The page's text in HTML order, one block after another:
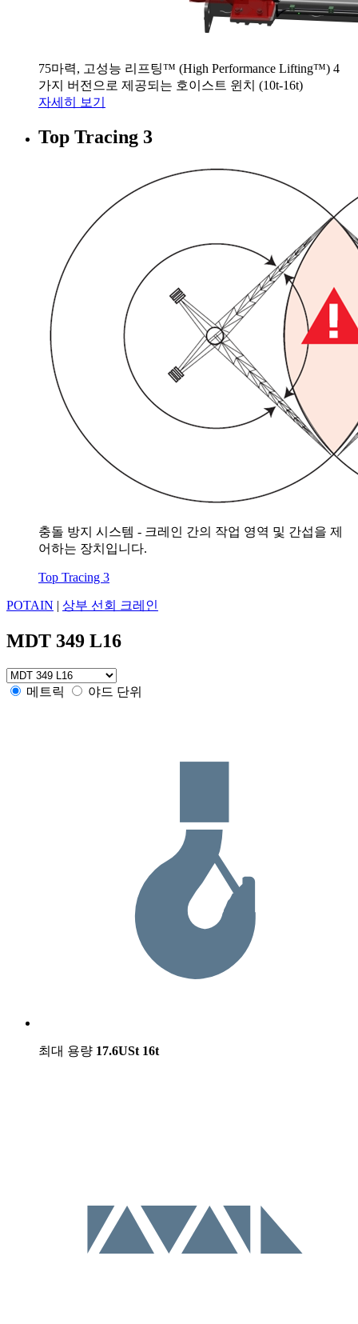
75마력, 고성능 리프팅™ (High Performance Lifting™) 4
가지 버전으로 제공되는 호이스트 윈치 (10t-16t)
자세히 보기
Top Tracing 3
충돌 방지 시스템 - 크레인 간의 작업 영역 및 간섭을 제
어하는 장치입니다.
Top Tracing 3
POTAIN | 상부 선회 크레인
MDT 349 L16
메트릭 야드 단위
최대 용량 17.6USt 16t